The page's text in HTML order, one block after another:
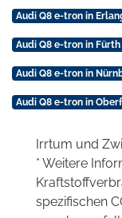
Audi Q8 e-tron in
Audi Q8 e-tron in
Audi Q8 e-tron in
Audi Q8 e-tron in
Irrtum und
* Weitere
spezifischen